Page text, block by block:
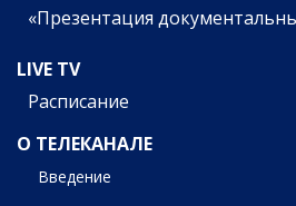
«Презентация
LIVE TV
Расписание
О ТЕЛЕКАНАЛЕ
Введение